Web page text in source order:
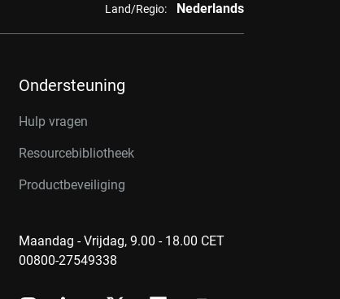
Land/Regio: Nederlands
Ondersteuning
Hulp vragen
Resourcebibliotheek
Productbeveiliging
Maandag - Vrijdag, 9.00 - 18.00 CET
00800-27549338